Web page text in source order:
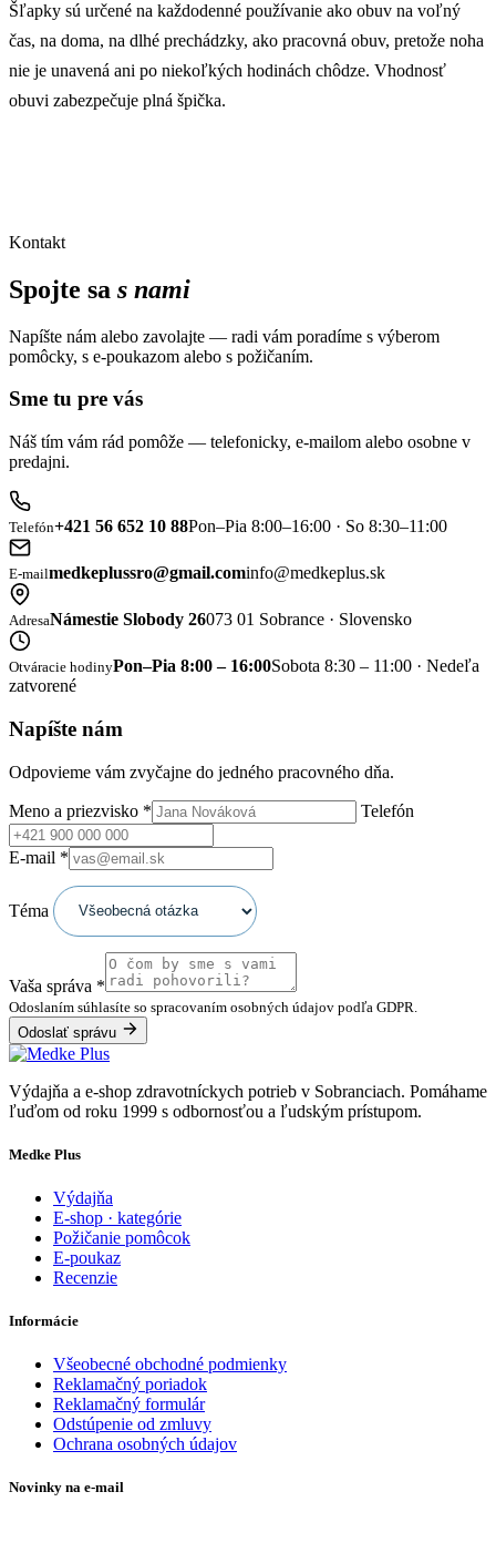
Šľapky sú určené na každodenné používanie ako obuv na voľný
čas, na doma, na dlhé prechádzky, ako pracovná obuv, pretože noha
nie je unavená ani po niekoľkých hodinách chôdze. Vhodnosť
obuvi zabezpečuje plná špička.
Kontakt
Spojte sa s nami
Napíšte nám alebo zavolajte — radi vám poradíme s výberom
pomôcky, s e-poukazom alebo s požičaním.
Sme tu pre vás
Náš tím vám rád pomôže — telefonicky, e-mailom alebo osobne v
predajni.
Telefón+421 56 652 10 88Pon–Pia 8:00–16:00 · So 8:30–11:00
E-mailmedkeplussro@gmail.cominfo@medkeplus.sk
AdresaNámestie Slobody 26073 01 Sobrance · Slovensko
Otváracie hodinyPon–Pia 8:00 – 16:00Sobota 8:30 – 11:00 · Nedeľa
zatvorené
Napíšte nám
Odpovieme vám zvyčajne do jedného pracovného dňa.
Meno a priezvisko * Telefón
E-mail *
Téma
Vaša správa *
Odoslaním súhlasíte so spracovaním osobných údajov podľa GDPR.
Odoslať správu
Výdajňa a e-shop zdravotníckych potrieb v Sobranciach. Pomáhame
ľuďom od roku 1999 s odbornosťou a ľudským prístupom.
Medke Plus
Výdajňa
E-shop · kategórie
Požičanie pomôcok
E-poukaz
Recenzie
Informácie
Všeobecné obchodné podmienky
Reklamačný poriadok
Reklamačný formulár
Odstúpenie od zmluvy
Ochrana osobných údajov
Novinky na e-mail